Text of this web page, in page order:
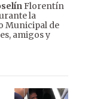
Florentín
la
Municipal de
amigos y